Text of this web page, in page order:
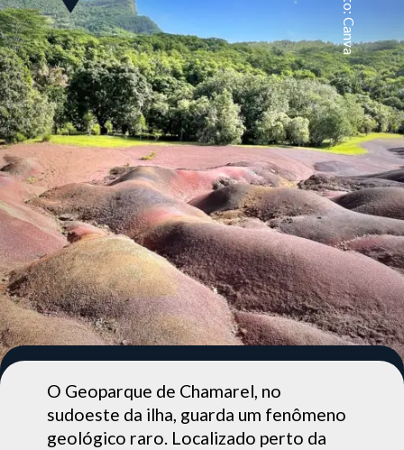
Foto: Canva
O Geoparque de Chamarel, no
sudoeste da ilha, guarda um fenômeno
geológico raro. Localizado perto da